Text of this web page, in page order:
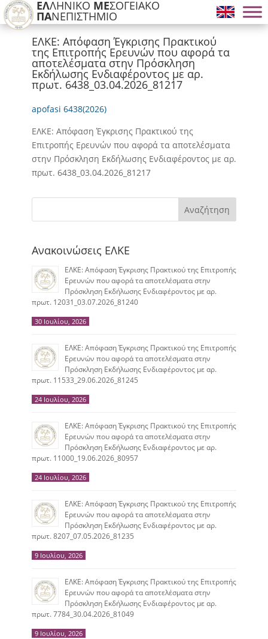
ΕΛΛΗΝΙΚΟ ΜΕΣΟΓΕΙΑΚΟ
ΠΑΝΕΠΙΣΤΗΜΙΟ
ΕΛΚΕ: Απόφαση Έγκρισης Πρακτικού
της Επιτροπής Ερευνών που αφορά τα
αποτελέσματα στην Πρόσκληση
Εκδήλωσης Ενδιαφέροντος με αρ.
πρωτ. 6438_03.04.2026_81217
apofasi 6438(2026)
ΕΛΚΕ: Απόφαση Έγκρισης Πρακτικού της
Επιτροπής Ερευνών που αφορά τα αποτελέσματα
στην Πρόσκληση Εκδήλωσης Ενδιαφέροντος με αρ.
πρωτ. 6438_03.04.2026_81217
Αναζήτηση
Ανακοινώσεις ΕΛΚΕ
ΕΛΚΕ: Απόφαση Έγκρισης Πρακτικού της Επιτροπής
Ερευνών που αφορά τα αποτελέσματα στην
Πρόσκληση Εκδήλωσης Ενδιαφέροντος με αρ.
πρωτ. 12031_03.07.2026_81240
30 Ιουλίου, 2026
ΕΛΚΕ: Απόφαση Έγκρισης Πρακτικού της Επιτροπής
Ερευνών που αφορά τα αποτελέσματα στην
Πρόσκληση Εκδήλωσης Ενδιαφέροντος με αρ.
πρωτ. 11533_29.06.2026_81245
24 Ιουλίου, 2026
ΕΛΚΕ: Απόφαση Έγκρισης Πρακτικού της Επιτροπής
Ερευνών που αφορά τα αποτελέσματα στην
Πρόσκληση Εκδήλωσης Ενδιαφέροντος με αρ.
πρωτ. 11000_19.06.2026_80957
24 Ιουλίου, 2026
ΕΛΚΕ: Απόφαση Έγκρισης Πρακτικού της Επιτροπής
Ερευνών που αφορά τα αποτελέσματα στην
Πρόσκληση Εκδήλωσης Ενδιαφέροντος με αρ.
πρωτ. 8207_07.05.2026_81235
9 Ιουλίου, 2026
ΕΛΚΕ: Απόφαση Έγκρισης Πρακτικού της Επιτροπής
Ερευνών που αφορά τα αποτελέσματα στην
Πρόσκληση Εκδήλωσης Ενδιαφέροντος με αρ.
πρωτ. 7784_30.04.2026_81049
9 Ιουλίου, 2026